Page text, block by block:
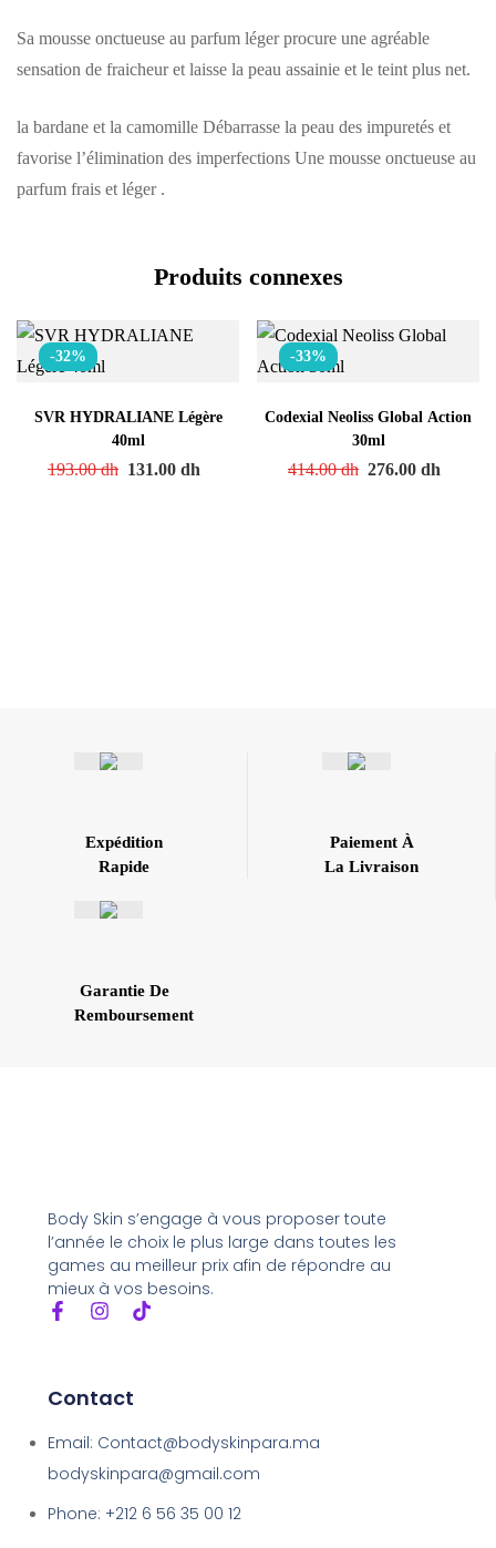
Sa mousse onctueuse au parfum léger procure une agréable
sensation de fraicheur et laisse la peau assainie et le teint plus net.
la bardane et la camomille Débarrasse la peau des impuretés et
favorise l’élimination des imperfections Une mousse onctueuse au
parfum frais et léger .
Produits connexes
-32%
SVR HYDRALIANE Légère
40ml
193.00dh 131.00 dh
-33%
Codexial Neoliss Global Action
30ml
414.00dh 276.00 dh
Paiement À
La Livraison
Expédition
Rapide
Garantie De
Remboursement
Body Skin s’engage à vous proposer toute
l’année le choix le plus large dans toutes les
games au meilleur prix afin de répondre au
mieux à vos besoins.
Contact
Email: Contact@bodyskinpara.ma
bodyskinpara@gmail.com
Phone: +212 6 56 35 00 12